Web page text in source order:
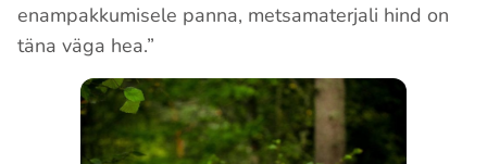
enampakkumisele panna, metsamaterjali hind on
täna väga hea.”